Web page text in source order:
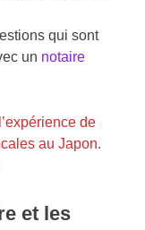
qui sont
un notaire
de
au Japon.
et les